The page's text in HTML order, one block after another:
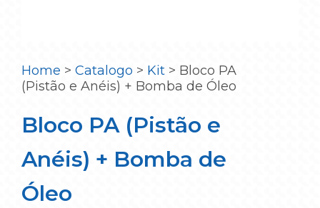
Home > Catalogo > Kit > Bloco PA
(Pistão e Anéis) + Bomba de Óleo
Bloco PA (Pistão e
Anéis) + Bomba de
Óleo